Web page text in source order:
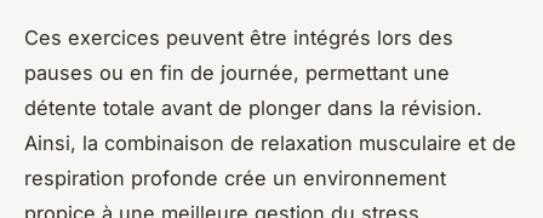
Ces exercices peuvent être intégrés lors des
pauses ou en fin de journée, permettant une
détente totale avant de plonger dans la révision.
Ainsi, la combinaison de relaxation musculaire et de
respiration profonde crée un environnement
propice à une meilleure gestion du stress